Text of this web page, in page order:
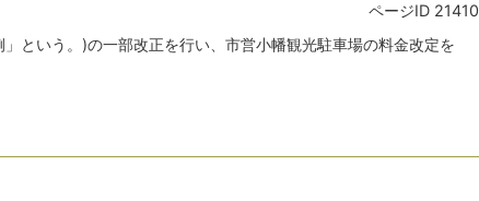
ページID 21410
という。)の一部改正を行い、市営小幡観光駐車場の料金改定を